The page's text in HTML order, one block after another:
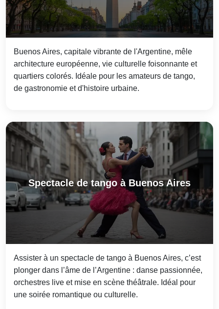
Buenos Aires, capitale vibrante de l'Argentine, mêle
architecture européenne, vie culturelle foisonnante et
quartiers colorés. Idéale pour les amateurs de tango,
de gastronomie et d'histoire urbaine.
Spectacle de tango à Buenos Aires
Assister à un spectacle de tango à Buenos Aires, c’est
plonger dans l’âme de l’Argentine : danse passionnée,
orchestres live et mise en scène théâtrale. Idéal pour
une soirée romantique ou culturelle.